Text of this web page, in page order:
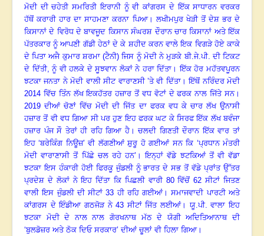
ਮੋਦੀ ਦੀ ਚਹੇਤੀ ਸਮਰਿਤੀ ਇਰਾਨੀ ਨੂੰ ਵੀ ਕਾਂਗਰਸ ਦੇ ਇੱਕ ਸਾਧਾਰਨ ਵਰਕਰ
ਹੱਥੋਂ ਕਰਾਰੀ ਹਾਰ ਦਾ ਸਾਹਮਣਾ ਕਰਨਾ ਪਿਆ। ਲਖੀਮਪੁਰ ਖੇੜੀ ਤੋਂ ਦੇਸ਼ ਭਰ ਦੇ
ਕਿਸਾਨਾਂ ਦੇ ਵਿਰੋਧ ਦੇ ਬਾਵਜੂਦ ਕਿਸਾਨ ਸੰਘਰਸ਼ ਦੌਰਾਨ ਚਾਰ ਕਿਸਾਨਾਂ ਅਤੇ ਇੱਕ
ਪੱਤਰਕਾਰ ਨੂੰ ਆਪਣੀ ਗੱਡੀ ਹੇਠਾਂ ਦੇ ਕੇ ਸ਼ਹੀਦ ਕਰਨ ਵਾਲੇ ਇਕ ਵਿਗੜੇ ਹੋਏ ਕਾਕੇ
ਦੇ ਪਿਤਾ ਅਜੈ ਕੁਮਾਰ ਸ਼ਰਮਾ (ਟੈਨੀ) ਜਿਸ ਨੂੰ ਮੋਦੀ ਨੇ ਮੁੜਕੇ ਬੀ.ਜੇ.ਪੀ. ਦੀ ਟਿਕਟ
ਦੇ ਦਿੱਤੀ,ਨੂੰ ਵੀ ਹਲਕੇ ਦੇ ਸੂਝਵਾਨ ਲੋਕਾਂ ਨੇ ਹਰਾ ਦਿੱਤਾ। ਇੱਕ ਹੋਰ ਮਹੱਤਵਪੂਰਨ
ਝਟਕਾ ਜਨਤਾ ਨੇ ਮੋਦੀ ਵਾਲੀ ਸੀਟ ਵਾਰਾਣਸੀ ’ਤੇ ਵੀ ਦਿੱਤਾ। ਇੱਥੋਂ ਨਰਿੰਦਰ ਮੋਦੀ
2014 ਵਿੱਚ ਤਿੰਨ ਲੱਖ ਇਕਹੱਤਰ ਹਜ਼ਾਰ ਤੋਂ ਵਧ ਵੋਟਾਂ ਦੇ ਫਰਕ ਨਾਲ ਜਿੱਤੇ ਸਨ।
2019 ਦੀਆਂ ਚੋਣਾਂ ਵਿੱਚ ਮੋਦੀ ਦੀ ਜਿੱਤ ਦਾ ਫਰਕ ਵਧ ਕੇ ਚਾਰ ਲੱਖ ਉਨਾਸੀ
ਹਜ਼ਾਰ ਤੋਂ ਵੀ ਵਧ ਗਿਆ ਸੀ ਪਰ ਹੁਣ ਇਹ ਫਰਕ ਘਟ ਕੇ ਸਿਰਫ ਇੱਕ ਲੱਖ ਬਵੰਜਾ
ਹਜ਼ਾਰ ਪੰਜ ਸੌ ਤੇਰਾਂ ਹੀ ਰਹਿ ਗਿਆ ਹੈ। ਚਲਦੀ ਗਿਣਤੀ ਦੌਰਾਨ ਇੱਕ ਵਾਰ ਤਾਂ
ਇਹ ‘ਬਰੇਕਿੰਗ ਨਿਊਜ਼’ ਵੀ ਲੱਗਣੀਆਂ ਸ਼ੁਰੂ ਹੋ ਗਈਆਂ ਸਨ ਕਿ ‘ਪ੍ਰਧਾਨ ਮੰਤਰੀ
ਮੋਦੀ ਵਾਰਾਣਾਸੀ ਤੋਂ ਪਿੱਛੇ ਚਲ ਰਹੇ ਹਨ’। ਇਨ੍ਹਾਂ ਵੱਡੇ ਝਟਕਿਆਂ ਤੋਂ ਵੀ ਵੱਡਾ
ਝਟਕਾ ਇਸ ਹੰਕਾਰੀ ਹੋਈ ਫਿਰਕੂ ਜੁੰਡਲੀ ਨੂੰ ਭਾਰਤ ਦੇ ਸਭ ਤੋਂ ਵੱਡੇ ਪ੍ਰਾਂਤ ਉੱਤਰ
ਪ੍ਰਦੇਸ਼ ਦੇ ਲੋਕਾਂ ਨੇ ਇਹ ਦਿੱਤਾ ਕਿ ਪਿਛਲੀ ਵਾਰੀ 80ਵਿੱਚੋਂ62 ਸੀਟਾਂ ਜਿਤਣ
ਵਾਲੀ ਇਸ ਜੁੰਡਲੀ ਦੀ ਸੀਟਾਂ33 ਹੀ ਰਹਿ ਗਈਆਂ। ਸਮਾਜਵਾਦੀ ਪਾਰਟੀ ਅਤੇ
ਕਾਂਗਰਸ ਦੇ ਇੰਡੀਆ ਗਠਜੋੜ ਨੇ43 ਸੀਟਾਂ ਜਿੱਤ ਲਈਆਂ। ਯੂ.ਪੀ. ਵਾਲਾ ਇਹ
ਝਟਕਾ ਮੋਦੀ ਦੇ ਨਾਲ ਨਾਲ ਗੋਰਖਨਾਥ ਮੱਠ ਦੇ ਯੋਗੀ ਅਦਿਤਿਆਨਾਥ ਦੀ
‘ਬੁਲਡੋਜ਼ਰ ਅਤੇ ਠੋਕ ਦਿਓ ਸਰਕਾਰ’ ਦੀਆਂ ਚੂਲਾਂ ਵੀ ਹਿਲਾ ਗਿਆ।